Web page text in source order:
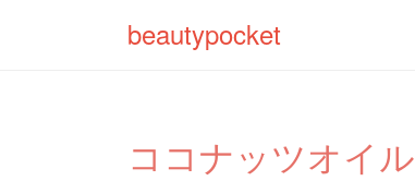
beautypocket
ココナッツオイル